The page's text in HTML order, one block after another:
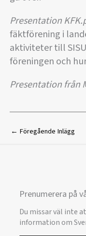
Presentation
fäktförening i
aktiviteter till
föreningen och
Presentation från
← Föregående Inlägg
Prenumerera på
Du missar väl inte
information om